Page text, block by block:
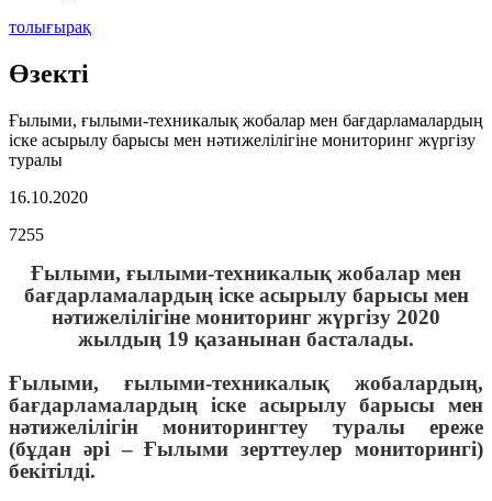
толығырақ
Өзектi
Ғылыми, ғылыми-техникалық жобалар мен бағдарламалардың
іске асырылу барысы мен нәтижелілігіне мониторинг жүргізу
туралы
16.10.2020
7255
Ғылыми, ғылыми-техникалық жобалар мен
бағдарламалардың іске асырылу барысы мен
нәтижелілігіне мониторинг жүргізу 2020
жылдың 19 қазанынан басталады.
Ғылыми, ғылыми-техникалық жобалардың,
бағдарламалардың іске асырылу барысы мен
нәтижелілігін
мониторингтеу туралы ереже
(бұдан әрі–Ғылыми зерттеулер мониторингі)
бекітілді.